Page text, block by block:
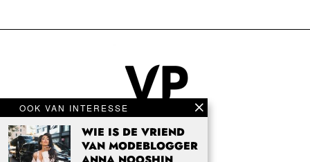
OOK VAN INTERESSE
WIE IS DE VRIEND
VAN MODEBLOGGER